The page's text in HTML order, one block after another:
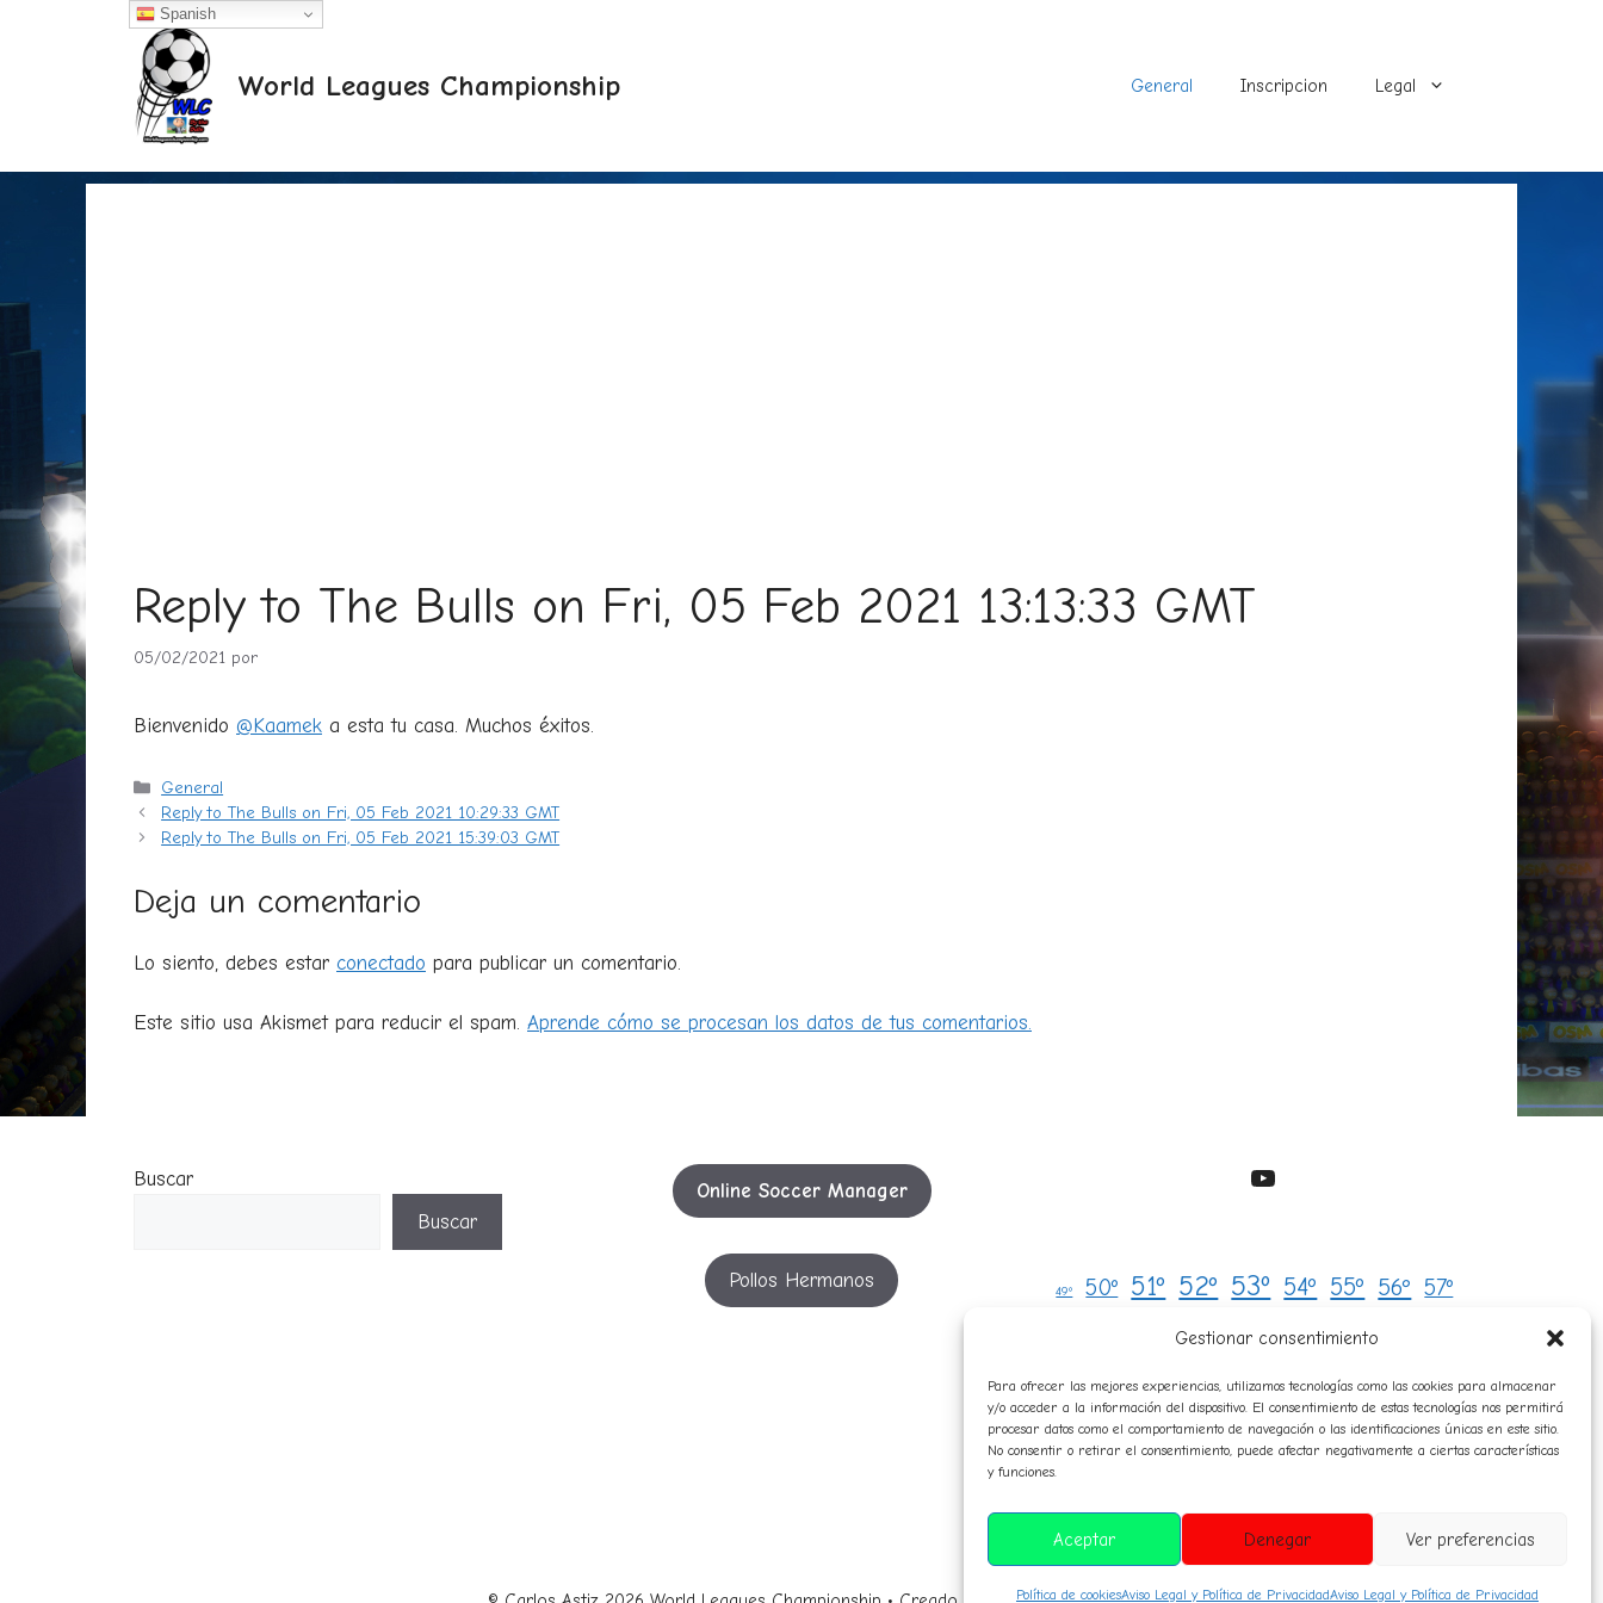
Gestionar consentimiento
Para ofrecer las mejores experiencias, utilizamos tecnologías como las cookies para almacenar
y/o acceder a la información del dispositivo. El consentimiento de estas tecnologías nos permitirá
procesar datos como el comportamiento de navegación o las identificaciones únicas en este sitio.
No consentir o retirar el consentimiento, puede afectar negativamente a ciertas características
y funciones.
Aceptar Denegar Ver preferencias
Política de cookiesAviso Legal y Política de PrivacidadAviso Legal y Política de Privacidad
World Leagues Championship General Inscripcion Legal
Reply to The Bulls on Fri, 05 Feb 2021 13:13:33 GMT
05/02/2021 por
Bienvenido @Kaamek a esta tu casa. Muchos éxitos.
Categorías
General
Reply to The Bulls on Fri, 05 Feb 2021 10:29:33 GMT
Reply to The Bulls on Fri, 05 Feb 2021 15:39:03 GMT
Deja un comentario
Lo siento, debes estar conectado para publicar un comentario.
Este sitio usa Akismet para reducir el spam. Aprende cómo se procesan los datos de tus comentarios.
Buscar
Buscar
Online Soccer Manager
Pollos Hermanos
YouTube
49º 50º 51º 52º 53º 54º 55º 56º 57º
avatares campeones
Clasificaciones composición
corresponsales diplomas himno historico
inteligencia artificial normas premiosespeciales
Spanish